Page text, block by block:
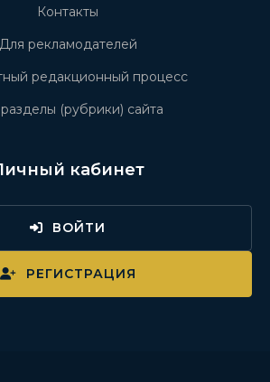
Контакты
Для рекламодателей
редакционный процесс
(рубрики) сайта
кабинет
ВОЙТИ
РЕГИСТРАЦИЯ